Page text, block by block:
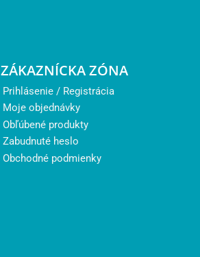
ZÁKAZNÍCKA ZÓNA
Prihlásenie / Registrácia
Moje objednávky
Obľúbené produkty
Zabudnuté heslo
Obchodné podmienky